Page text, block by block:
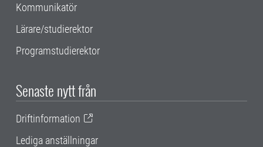
Kommunikatör
Lärare/studierektor
Programstudierektor
Senaste nytt från
Driftinformation
Lediga anställningar